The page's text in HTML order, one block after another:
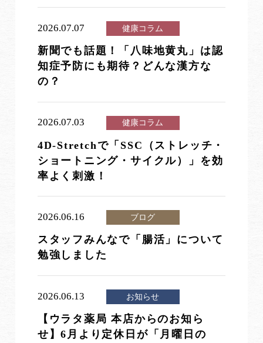
2026.07.07 健康コラム
新聞でも話題！「八味地黄丸」は認
知症予防にも期待？どんな漢方な
の？
2026.07.03 健康コラム
4D-Stretchで「SSC（ストレッチ・
ショートニング・サイクル）」を効
率よく刺激！
2026.06.16 ブログ
スタッフみんなで「腸活」について
勉強しました
2026.06.13 お知らせ
【ウラタ薬局 本店からのお知ら
せ】6月より定休日が「月曜日の